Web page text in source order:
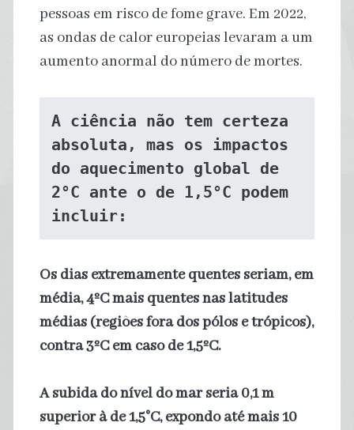
pessoas em risco de fome grave. Em 2022,
as ondas de calor europeias levaram a um
aumento anormal do número de mortes.
A ciência não tem certeza
absoluta, mas os impactos
do aquecimento global de
2°C ante o de 1,5°C podem
incluir:
Os dias extremamente quentes seriam, em
média, 4ºC mais quentes nas latitudes
médias (regiões fora dos pólos e trópicos),
contra 3ºC em caso de 1,5ºC.
A subida do nível do mar seria 0,1 m
superior à de 1,5°C, expondo até mais 10